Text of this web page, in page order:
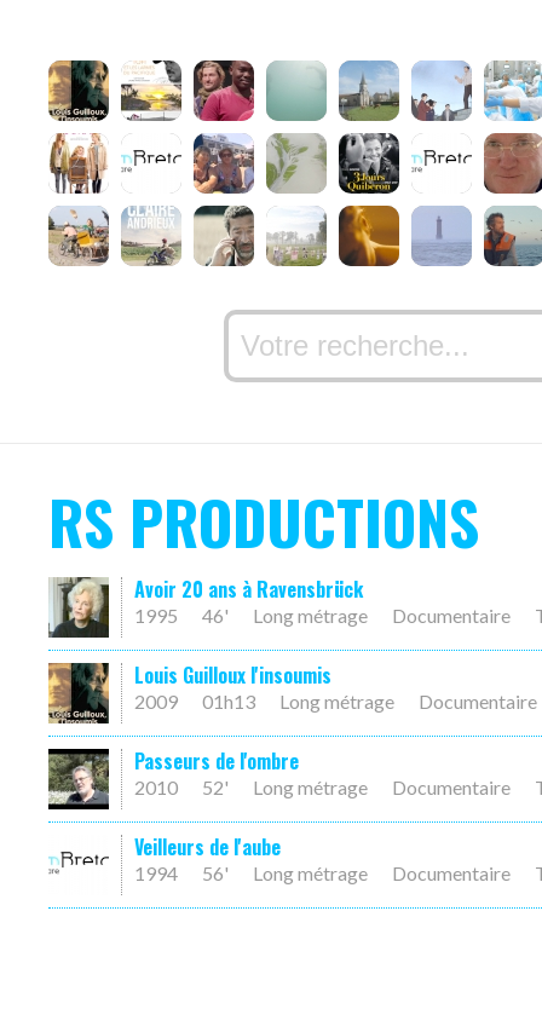
RS PRODUCTIONS
Avoir 20 ans à Ravensbrück
1995 46' Long métrage Documentaire
Louis Guilloux l'insoumis
2009 01h13 Long métrage Documentaire
Passeurs de l'ombre
2010 52' Long métrage Documentaire
Veilleurs de l'aube
1994 56' Long métrage Documentaire